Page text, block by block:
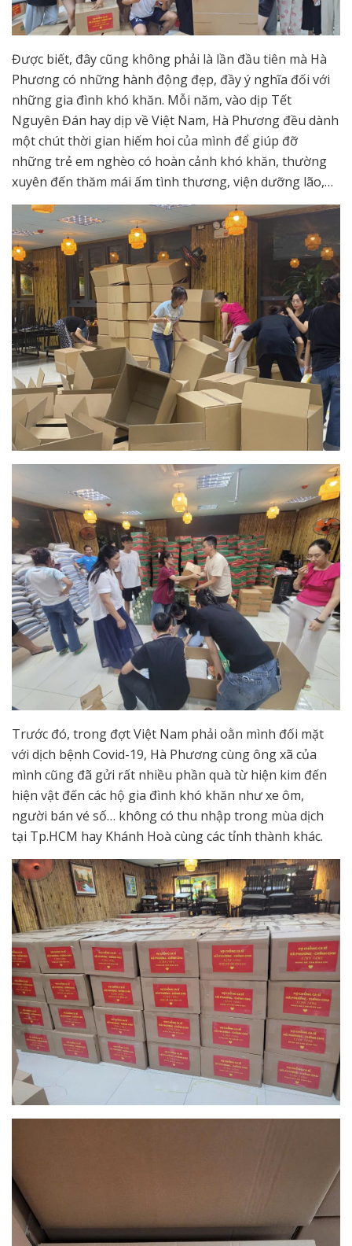
Được biết, đây cũng không phải là lần đầu tiên mà Hà
Phương có những hành động đẹp, đầy ý nghĩa đối với
những gia đình khó khăn. Mỗi năm, vào dịp Tết
Nguyên Đán hay dịp về Việt Nam, Hà Phương đều dành
một chút thời gian hiếm hoi của mình để giúp đỡ
những trẻ em nghèo có hoàn cảnh khó khăn, thường
xuyên đến thăm mái ấm tình thương, viện dưỡng lão,…
Trước đó, trong đợt Việt Nam phải oằn mình đối mặt
với dịch bệnh Covid-19, Hà Phương cùng ông xã của
mình cũng đã gửi rất nhiều phần quà từ hiện kim đến
hiện vật đến các hộ gia đình khó khăn như xe ôm,
người bán vé số… không có thu nhập trong mùa dịch
tại Tp.HCM hay Khánh Hoà cùng các tỉnh thành khác.